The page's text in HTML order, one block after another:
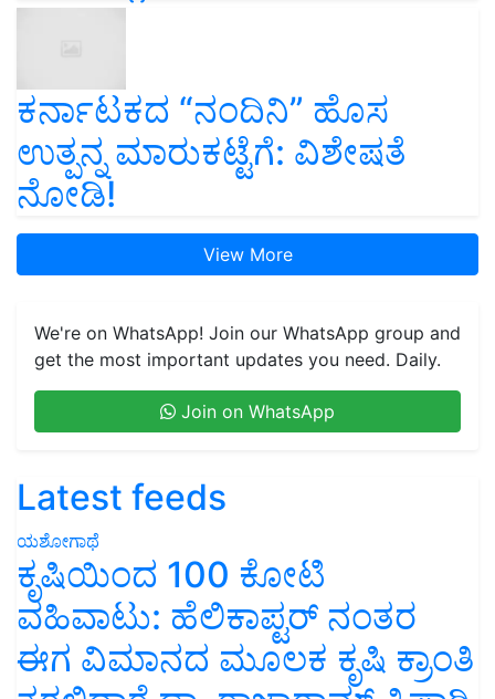
ಕರ್ನಾಟಕದ “ನಂದಿನಿ” ಹೊಸ
ಉತ್ಪನ್ನ ಮಾರುಕಟ್ಟೆಗೆ: ವಿಶೇಷತೆ
ನೋಡಿ!
View More
We're on WhatsApp! Join our WhatsApp group and
get the most important updates you need. Daily.
Join on WhatsApp
Latest feeds
ಯಶೋಗಾಥೆ
ಕೃಷಿಯಿಂದ 100 ಕೋಟಿ
ವಹಿವಾಟು: ಹೆಲಿಕಾಪ್ಟರ್ ನಂತರ
ಈಗ ವಿಮಾನದ ಮೂಲಕ ಕೃಷಿ ಕ್ರಾಂತಿ